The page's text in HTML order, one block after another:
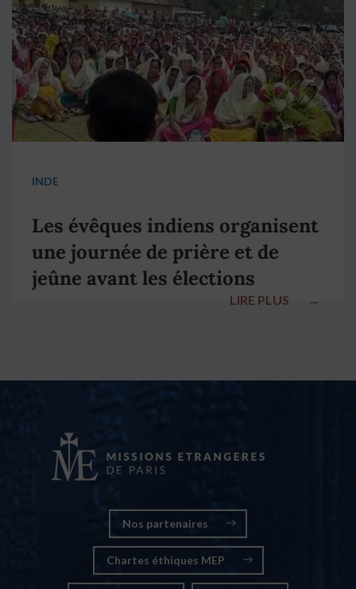
INDE
Les évêques indiens organisent
une journée de prière et de
jeûne avant les élections
LIRE PLUS →
Nos partenaires
Chartes éthiques MEP